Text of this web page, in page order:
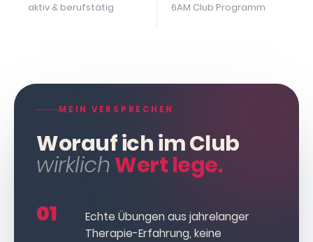
aktiv & berufstätig 6AM Club Programm
MEIN VERSPRECHEN
Worauf ich im Club
wirklichWert lege.
01
Echte Übungen aus jahrelanger
Therapie-Erfahrung, keine